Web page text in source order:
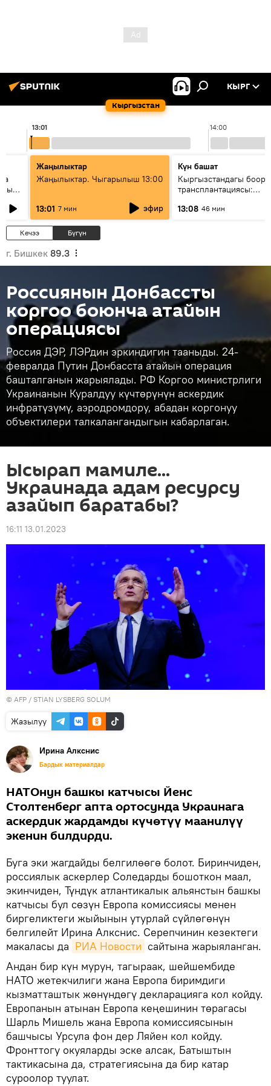
Кыргызстан
КЫРГ
14:00
13:01
Жаңылыктар
Жаңылыктар. Чыгарылыш 13:00
13:01 7 мин эфир
Күн башат
Кыргызстандагы боор
трансплантациясы:
келечеги
13:08 46 мин
Кечээ Бүгүн
г. Бишкек 89.3
Россиянын Донбассты
коргоо боюнча атайын
операциясы
Россия ДЭР, ЛЭРдин эркиндигин тааныды. 24-
февралда Путин Донбасста атайын операция
башталганын жарыялады. РФ Коргоо министрлиги
Украинанын Куралдуу күчтөрүнүн аскердик
инфратүзүмү, аэродромдору, абадан коргонуу
объектилери талкалангандыгын кабарлаган.
Ысырап мамиле...
Украинада адам ресурсу
азайып баратабы?
16:11 13.01.2023
© AFP / STIAN LYSBERG SOLUM
Жазылуу
Ирина Алкснис
Бардык материалдар
НАТОнун башкы катчысы Йенс
Столтенберг апта ортосунда Украинага
аскердик жардамды күчөтүү маанилүү
экенин билдирди.
Буга эки жагдайды белгилөөгө болот. Биринчиден,
россиялык аскерлер Соледарды бошоткон маал,
экинчиден, Түндүк атлантикалык альянстын башкы
катчысы бул сөзүн Европа комиссиясы менен
биргеликтеги жыйынын утурлай сүйлөгөнүн
белгилейт Ирина Алкснис. Серепчинин кезектеги
макаласы да РИА Новости сайтына жарыяланган.
Андан бир күн мурун, тагыраак, шейшембиде
НАТО жетекчилиги жана Европа биримдиги
кызматташтык жөнүндөгү декларацияга кол койду.
Европанын атынан Европа кеңешинин төрагасы
Шарль Мишель жана Европа комиссиясынын
башчысы Урсула фон дер Ляйен кол койду.
Фронттогу окуяларды эске алсак, Батыштын
тактикасына да, стратегиясына да бир катар
суроолор туулат.